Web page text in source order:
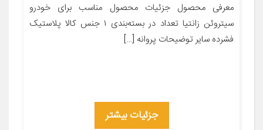
معرفی محصول جزئیات محصول مناسب برای خودرو
سیتروئن زانتیا تعداد در بسته‌بندی ۱ جنس کالا پلاستیک
فشرده سایر توضیحات پروانه […]
جزئیات بیشتر